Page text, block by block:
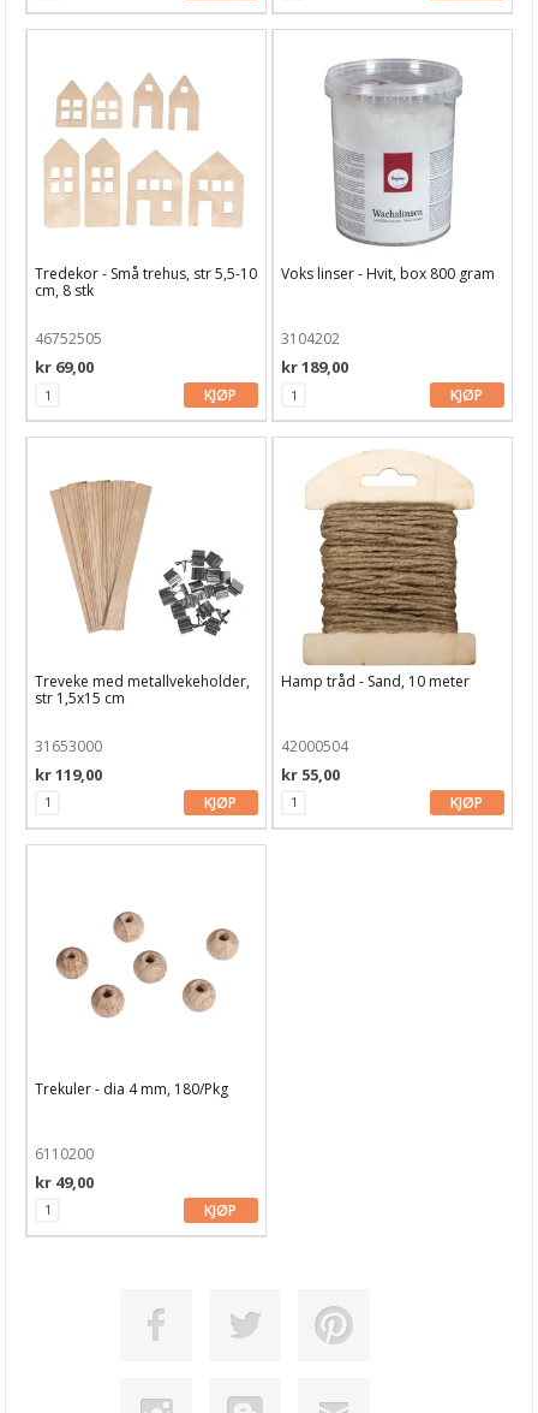
Tredekor - Små trehus, str 5,5-10
cm, 8 stk
46752505
kr 69,00
KJØP
Voks linser - Hvit, box 800 gram
3104202
kr 189,00
KJØP
Treveke med metallvekeholder,
str 1,5x15 cm
31653000
kr 119,00
KJØP
Hamp tråd - Sand, 10 meter
42000504
kr 55,00
KJØP
Trekuler - dia 4 mm, 180/Pkg
6110200
kr 49,00
KJØP